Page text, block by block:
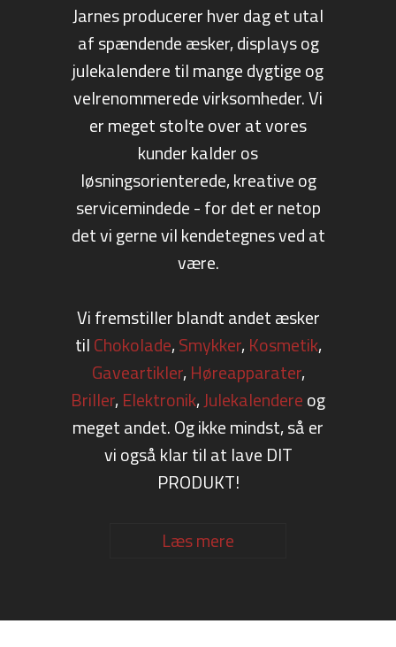
Jarnes producerer hver dag et utal
af spændende æsker, displays og
julekalendere til mange dygtige og
velrenommerede virksomheder. Vi
er meget stolte over at vores
kunder kalder os
løsningsorienterede, kreative og
servicemindede - for det er netop
det vi gerne vil kendetegnes ved at
være.
Vi fremstiller blandt andet æsker
tilChokolade,Smykker,Kosmetik,
Gaveartikler,Høreapparater,
Briller,Elektronik,Julekalendereog
meget andet. Og ikke mindst, så er
vi også klar til at lave DIT
PRODUKT!
Læs mere